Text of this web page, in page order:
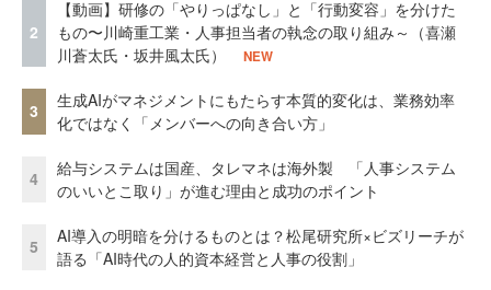
2
【動画】研修の「やりっぱなし」と「行動変容」を分けた
もの〜川崎重工業・人事担当者の執念の取り組み～（喜瀬
川蒼太氏・坂井風太氏）
NEW
3
生成AIがマネジメントにもたらす本質的変化は、業務効率
化ではなく「メンバーへの向き合い方」
4
給与システムは国産、タレマネは海外製 「人事システム
のいいとこ取り」が進む理由と成功のポイント
5
AI導入の明暗を分けるものとは？松尾研究所×ビズリーチが
語る「AI時代の人的資本経営と人事の役割」